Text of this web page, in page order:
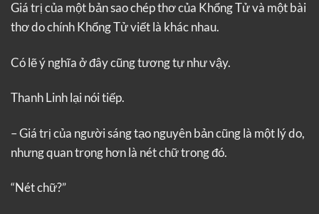
Giá trị của một bản sao chép thơ của Khổng Tử và một bài
thơ do chính Khổng Tử viết là khác nhau.
Có lẽ ý nghĩa ở đây cũng tương tự như vậy.
Thanh Linh lại nói tiếp.
– Giá trị của người sáng tạo nguyên bản cũng là một lý do,
nhưng quan trọng hơn là nét chữ trong đó.
“Nét chữ?”